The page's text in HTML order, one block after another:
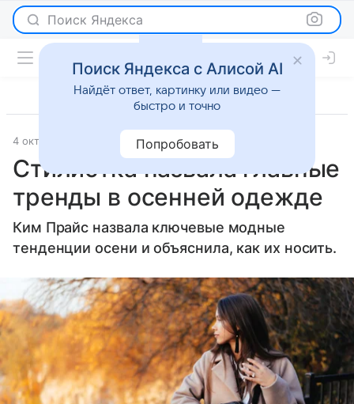
Поиск Яндекса
4 октября 2025 Lenta.Ru Светская жизнь
Стилистка назвала главные
тренды в осенней одежде
Ким Прайс назвала ключевые модные
тенденции осени и объяснила, как их носить.
Поиск Яндекса с Алисой AI
Найдёт ответ, картинку или видео —
быстро и точно
Попробовать